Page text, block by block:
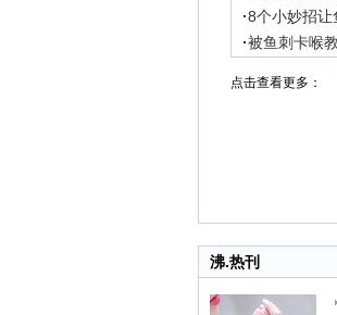
·8个小妙招
·被鱼刺卡喉
点击查看更多：
沸.热刊